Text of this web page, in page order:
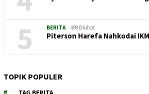
5 BERITA 499 Dilihat
Piterson Harefa Nahkodai
TOPIK POPULER